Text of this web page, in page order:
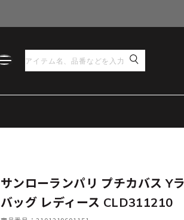
サンローランパリ プチカバス Y
バッグ レディース CLD311210